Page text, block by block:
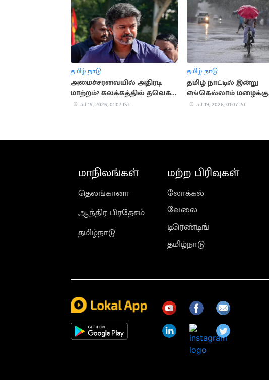
தமிழ் நாடு
அமைச்சரவையில் அதிரடி
மாற்றம்? கலக்கத்தில் தவெக
அமைச்சர்கள்
Jul 19, 2026, 01:07 IST
தமிழ் நாடு
தமிழ் நாட்டில் இன்று
எங்கெல்லாம் மழைக்கு
வாய்ப்பு?
Jul 19, 2026, 01:07 IST
மாநிலங்கள்
தெலங்கானா
ஆந்திர பிரதேசம்
தமிழ்நாடு
மற்ற பிரிவுகள்
லோக்கல்
வேலை
டிரெண்டிங்
தமிழ்நாடு